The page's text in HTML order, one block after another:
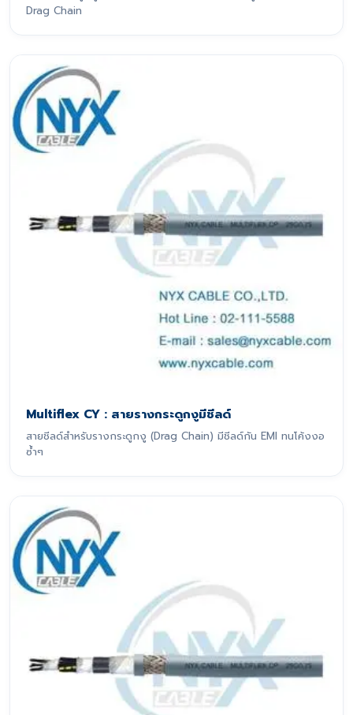
Drag Chain
Multiflex CY : สายรางกระดูกงูมีชีลด์
สายชีลด์สำหรับรางกระดูกงู (Drag Chain) มีชีลด์กัน EMI ทนโค้งงอ
ซ้ำๆ